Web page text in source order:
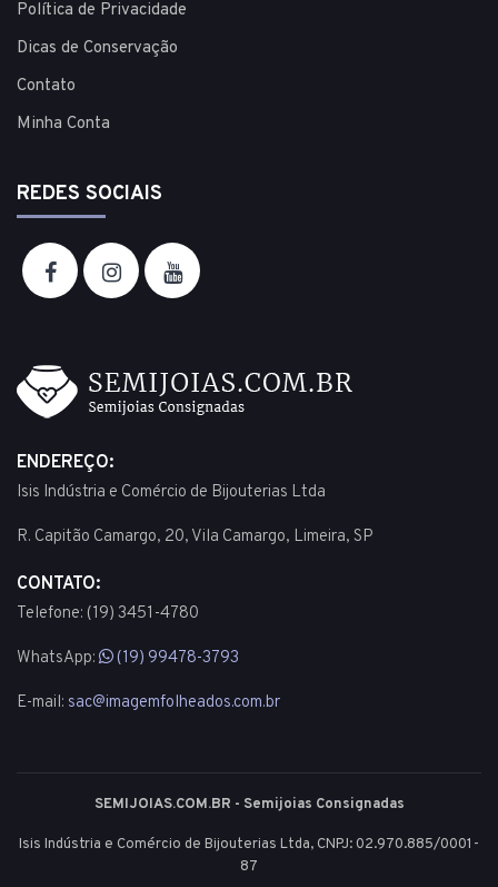
Política de Privacidade
Dicas de Conservação
Contato
Minha Conta
REDES SOCIAIS
ENDEREÇO:
Isis Indústria e Comércio de Bijouterias Ltda
R. Capitão Camargo, 20, Vila Camargo, Limeira, SP
CONTATO:
Telefone: (19) 3451-4780
WhatsApp: (19) 99478-3793
E-mail: sac@imagemfolheados.com.br
SEMIJOIAS.COM.BR - Semijoias Consignadas
Isis Indústria e Comércio de Bijouterias Ltda, CNPJ: 02.970.885/0001-
87